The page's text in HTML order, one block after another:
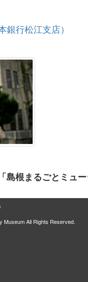
銀行松江支店）
「島根まるごとミュ
Museum All Rights Reserved.